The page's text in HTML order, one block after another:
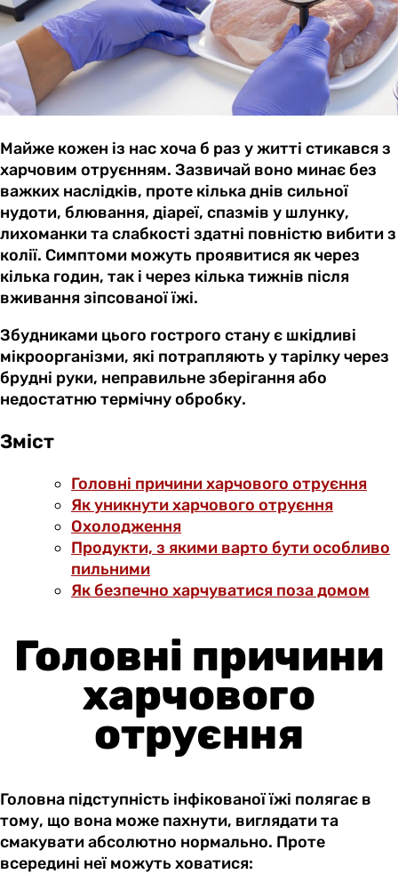
Майже кожен із нас хоча б раз у житті стикався з
харчовим отруєнням. Зазвичай воно минає без
важких наслідків, проте кілька днів сильної
нудоти, блювання, діареї, спазмів у шлунку,
лихоманки та слабкості здатні повністю вибити з
колії. Симптоми можуть проявитися як через
кілька годин, так і через кілька тижнів після
вживання зіпсованої їжі.
Збудниками цього гострого стану є шкідливі
мікроорганізми, які потрапляють у тарілку через
брудні руки, неправильне зберігання або
недостатню термічну обробку.
Зміст
Головні причини харчового отруєння
Як уникнути харчового отруєння
Охолодження
Продукти, з якими варто бути особливо
пильними
Як безпечно харчуватися поза домом
Головні причини
харчового
отруєння
Головна підступність інфікованої їжі полягає в
тому, що вона може пахнути, виглядати та
смакувати абсолютно нормально. Проте
всередині неї можуть ховатися: